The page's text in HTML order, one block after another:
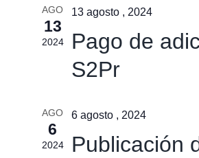
AGO
13
2024
13 agosto , 2024
Pago de
S2Pr
AGO
6
2024
6 agosto , 2024
Publicación